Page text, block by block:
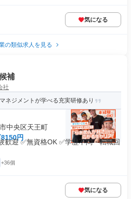
気になる
の類似求人を見る
補
社
ネジメントが学べる充実研修あり
中央区天王町
円
歓迎 ✅無資格OK ✅学歴不問・転職回
+36個
気になる